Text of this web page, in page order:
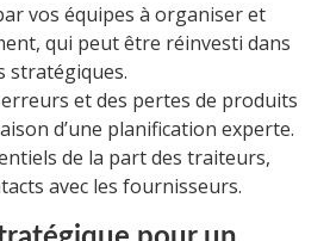
vos équipes à organiser et
qui peut être réinvesti dans
stratégiques.
et des pertes de produits
d’une planification experte.
de la part des traiteurs,
avec les fournisseurs.